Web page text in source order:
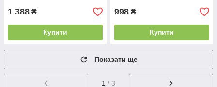
1 388 ₴
Купити
998 ₴
Купити
Показати ще
1 / 3